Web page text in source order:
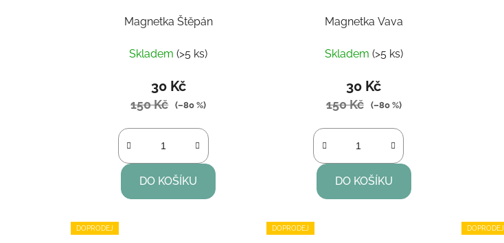
Magnetka Štěpán
Skladem(>5 ks)
30 Kč
150 Kč (–80 %)
DO KOŠÍKU
Magnetka Vava
Skladem (>5 ks)
30 Kč
150 Kč (–80 %)
DO KOŠÍKU
DOPRODEJ DOPRODEJ DOPRODEJ